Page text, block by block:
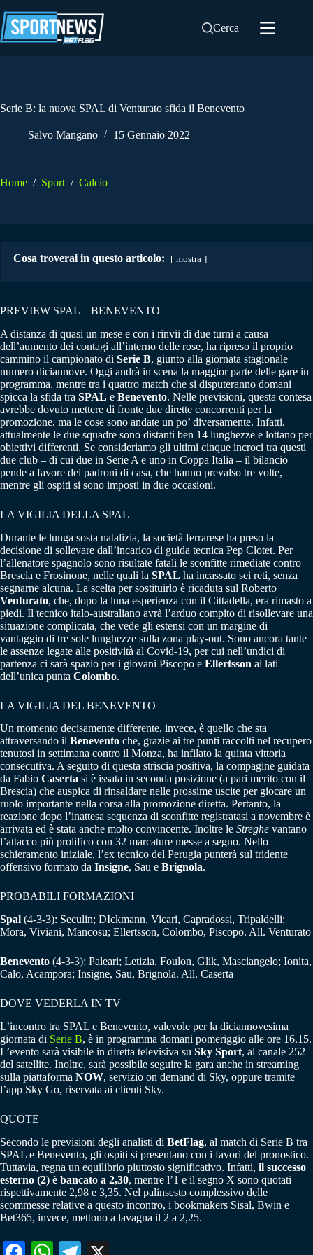
al
contenuto
Cerca
Serie B: la nuova SPAL di Venturato sfida il Benevento
Salvo Mangano 15 Gennaio 2022
Home / Sport / Calcio
Cosa troverai in questo articolo: mostra
PREVIEW SPAL – BENEVENTO
A distanza di quasi un mese e con i rinvii di due turni a causa
dell’aumento dei contagi all’interno delle rose, ha ripreso il proprio
cammino il campionato di Serie B, giunto alla giornata stagionale
numero diciannove. Oggi andrà in scena la maggior parte delle gare in
programma, mentre tra i quattro match che si disputeranno domani
spicca la sfida tra SPAL e Benevento. Nelle previsioni, questa contesa
avrebbe dovuto mettere di fronte due dirette concorrenti per la
promozione, ma le cose sono andate un po’ diversamente. Infatti,
attualmente le due squadre sono distanti ben 14 lunghezze e lottano per
obiettivi differenti. Se consideriamo gli ultimi cinque incroci tra questi
due club – di cui due in Serie A e uno in Coppa Italia – il bilancio
pende a favore dei padroni di casa, che hanno prevalso tre volte,
mentre gli ospiti si sono imposti in due occasioni.
LA VIGILIA DELLA SPAL
Durante le lunga sosta natalizia, la società ferrarese ha preso la
decisione di sollevare dall’incarico di guida tecnica Pep Clotet. Per
l’allenatore spagnolo sono risultate fatali le sconfitte rimediate contro
Brescia e Frosinone, nelle quali la SPAL ha incassato sei reti, senza
segnarne alcuna. La scelta per sostituirlo è ricaduta sul Roberto
Venturato, che, dopo la luna esperienza con il Cittadella, era rimasto a
piedi. Il tecnico italo-australiano avrà l’arduo compito di risollevare una
situazione complicata, che vede gli estensi con un margine di
vantaggio di tre sole lunghezze sulla zona play-out. Sono ancora tante
le assenze legate alle positività al Covid-19, per cui nell’undici di
partenza ci sarà spazio per i giovani Piscopo e Ellertsson ai lati
dell’unica punta Colombo.
LA VIGILIA DEL BENEVENTO
Un momento decisamente differente, invece, è quello che sta
attraversando il Benevento che, grazie ai tre punti raccolti nel recupero
tenutosi in settimana contro il Monza, ha infilato la quinta vittoria
consecutiva. A seguito di questa striscia positiva, la compagine guidata
da Fabio Caserta si è issata in seconda posizione (a pari merito con il
Brescia) che auspica di rinsaldare nelle prossime uscite per giocare un
ruolo importante nella corsa alla promozione diretta. Pertanto, la
reazione dopo l’inattesa sequenza di sconfitte registratasi a novembre è
arrivata ed è stata anche molto convincente. Inoltre le Streghe vantano
l’attacco più prolifico con 32 marcature messe a segno. Nello
schieramento iniziale, l’ex tecnico del Perugia punterà sul tridente
offensivo formato da Insigne, Sau e Brignola.
PROBABILI FORMAZIONI
Spal (4-3-3): Seculin; DIckmann, Vicari, Capradossi, Tripaldelli;
Mora, Viviani, Mancosu; Ellertsson, Colombo, Piscopo. All. Venturato
Benevento (4-3-3): Paleari; Letizia, Foulon, Glik, Masciangelo; Ionita,
Calo, Acampora; Insigne, Sau, Brignola. All. Caserta
DOVE VEDERLA IN TV
L’incontro tra SPAL e Benevento, valevole per la diciannovesima
giornata di Serie B, è in programma domani pomeriggio alle ore 16.15.
L’evento sarà visibile in diretta televisiva su Sky Sport, al canale 252
del satellite. Inoltre, sarà possibile seguire la gara anche in streaming
sulla piattaforma NOW, servizio on demand di Sky, oppure tramite
l’app Sky Go, riservata ai clienti Sky.
QUOTE
Secondo le previsioni degli analisti di BetFlag, al match di Serie B tra
SPAL e Benevento, gli ospiti si presentano con i favori del pronostico.
Tuttavia, regna un equilibrio piuttosto significativo. Infatti, il successo
esterno (2) è bancato a 2,30, mentre l’1 e il segno X sono quotati
rispettivamente 2,98 e 3,35. Nel palinsesto complessivo delle
scommesse relative a questo incontro, i bookmakers Sisal, Bwin e
Bet365, invece, mettono a lavagna il 2 a 2,25.